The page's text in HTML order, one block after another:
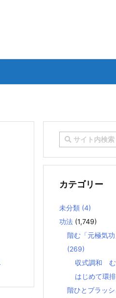
カテゴリー
未分類 (4)
功法 (1,749)
階む「元極気功
(269)
収式調和 む
はじめて環
階ひとブラッ